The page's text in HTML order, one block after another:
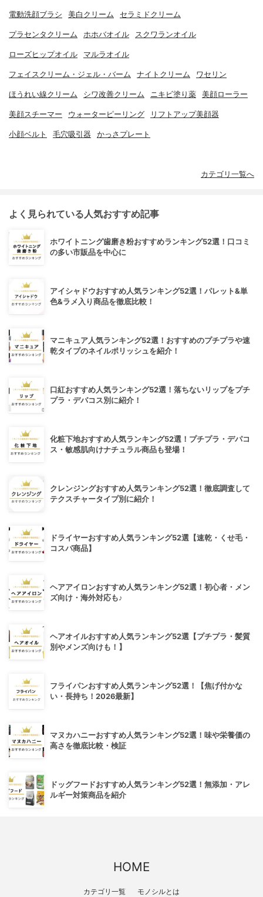
電動洗顔ブラシ 美白クリーム セラミドクリーム
プラセンタクリーム ホホバオイル スクワランオイル
ローズヒップオイル マルラオイル
フェイスクリーム・ジェル・バーム ナイトクリーム ワセリン
ほうれい線クリーム シワ改善クリーム ニキビ塗り薬 美顔ローラー
美顔スチーマー ウォーターピーリング リフトアップ美顔器
小顔ベルト 毛穴吸引器 かっさプレート
カテゴリ一覧へ
よく見られている人気おすすめ記事
ホワイトニング歯磨き粉おすすめランキング52選！口コミ
の多い市販品を中心に
アイシャドウおすすめ人気ランキング52選！パレット&単
色&ラメ入り商品を徹底比較！
マニキュア人気ランキング52選！おすすめのプチプラや速
乾タイプのネイルポリッシュを紹介！
口紅おすすめ人気ランキング52選！落ちないリップをプチ
プラ・デパコス別に紹介！
化粧下地おすすめ人気ランキング52選！プチプラ・デパコ
ス・敏感肌向けナチュラル商品も登場！
クレンジングおすすめ人気ランキング52選！徹底調査して
テクスチャータイプ別に紹介！
ドライヤーおすすめ人気ランキング52選【速乾・くせ毛・
コスパ商品】
ヘアアイロンおすすめ人気ランキング52選！初心者・メン
ズ向け・海外対応も♪
ヘアオイルおすすめ人気ランキング52選【プチプラ・髪質
別やメンズ向けも！】
フライパンおすすめ人気ランキング52選！【焦げ付かな
い・長持ち！2026最新】
マヌカハニーおすすめ人気ランキング52選！味や栄養価の
高さを徹底比較・検証
ドッグフードおすすめ人気ランキング52選！無添加・アレ
ルギー対策商品を紹介
HOME
カテゴリ一覧 モノシルとは